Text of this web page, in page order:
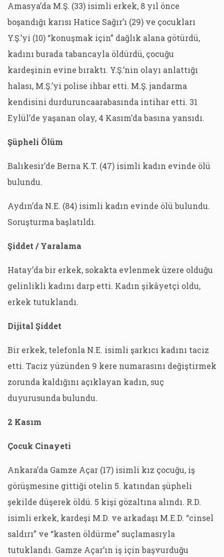
Amasya’da M.Ş. (33) isimli erkek, 8 yıl önce
boşandığı karısı Hatice Sağır’ı (29) ve çocukları
Y.Ş.’yi (10) “konuşmak için” dağlık alana götürdü,
kadını burada tabancayla öldürdü, çocuğu
kardeşinin evine bıraktı. Y.Ş.’nin olayı anlattığı
halası, M.Ş.’yi polise ihbar etti. M.Ş. jandarma
kendisini durduruncaarabasında intihar etti. 31
Eylül’de yaşanan olay, 4 Kasım’da basına yansıdı.
Şüpheli Ölüm
Balıkesir’de Berna K.T. (47) isimli kadın evinde ölü
bulundu.
Aydın’da N.E. (84) isimli kadın evinde ölü bulundu.
Soruşturma başlatıldı.
Şiddet / Yaralama
Hatay’da bir erkek, sokakta evlenmek üzere olduğu
gelinlikli kadını darp etti. Kadın şikâyetçi oldu,
erkek tutuklandı.
Dijital Şiddet
Bir erkek, telefonla N.E. isimli şarkıcı kadını taciz
etti. Taciz yüzünden 9 kere numarasını değiştirmek
zorunda kaldığını açıklayan kadın, suç
duyurusunda bulundu.
2 Kasım
Çocuk Cinayeti
Ankara’da Gamze Açar (17) isimli kız çocuğu, iş
görüşmesine gittiği otelin 5. katından şüpheli
şekilde düşerek öldü. 5 kişi gözaltına alındı. R.D.
isimli erkek, kardeşi M.D. ve arkadaşı M.E.D. “cinsel
saldırı” ve “kasten öldürme” suçlamasıyla
tutuklandı. Gamze Açar’ın iş için başvurduğu